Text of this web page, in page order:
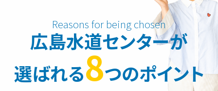
広島水道センターが
選ばれる8つのポイント